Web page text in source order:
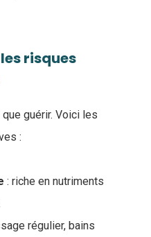
risques
guérir. Voici les
:
: riche en nutriments
régulier, bains